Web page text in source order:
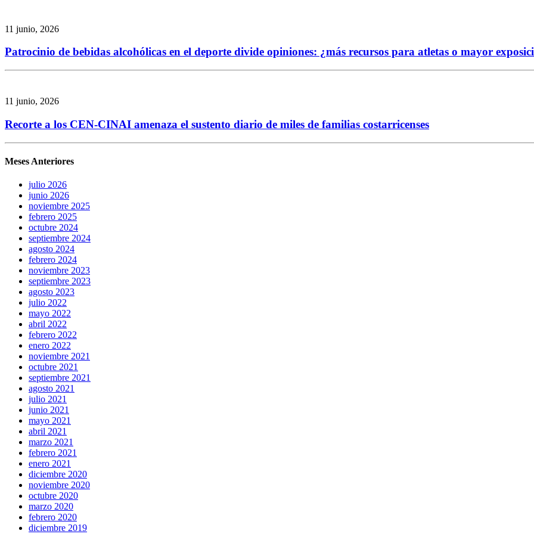
11 junio, 2026
Patrocinio de bebidas alcohólicas en el deporte divide opiniones: ¿más recursos para atletas o mayor
11 junio, 2026
Recorte a los CEN-CINAI amenaza el sustento diario de miles de familias costarricenses
Meses Anteriores
julio 2026
junio 2026
noviembre 2025
febrero 2025
octubre 2024
septiembre 2024
agosto 2024
febrero 2024
noviembre 2023
septiembre 2023
agosto 2023
julio 2022
mayo 2022
abril 2022
febrero 2022
enero 2022
noviembre 2021
octubre 2021
septiembre 2021
agosto 2021
julio 2021
junio 2021
mayo 2021
abril 2021
marzo 2021
febrero 2021
enero 2021
diciembre 2020
noviembre 2020
octubre 2020
marzo 2020
febrero 2020
diciembre 2019